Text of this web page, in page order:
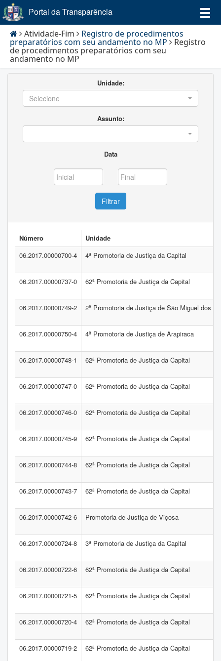
Portal da Transparência
Atividade-Fim Registro de procedimentos
preparatórios com seu andamento no MP Registro
de procedimentos preparatórios com seu
andamento no MP
Unidade:
Selecione
Assunto:
Data
Filtrar
Número
Unidade
06.2017.00000700-4
4ª Promotoria de Justiça da Capital
06.2017.00000737-0 62ª Promotoria de Justiça da Capital
06.2017.00000749-2 2ª Promotoria de Justiça de São Miguel dos
06.2017.00000750-4 4ª Promotoria de Justiça de Arapiraca
06.2017.00000748-1 62ª Promotoria de Justiça da Capital
06.2017.00000747-0 62ª Promotoria de Justiça da Capital
06.2017.00000746-0 62ª Promotoria de Justiça da Capital
06.2017.00000745-9 62ª Promotoria de Justiça da Capital
06.2017.00000744-8 62ª Promotoria de Justiça da Capital
06.2017.00000743-7 62ª Promotoria de Justiça da Capital
06.2017.00000742-6 Promotoria de Justiça de Viçosa
06.2017.00000724-8 3ª Promotoria de Justiça da Capital
06.2017.00000722-6 62ª Promotoria de Justiça da Capital
06.2017.00000721-5 62ª Promotoria de Justiça da Capital
06.2017.00000720-4 62ª Promotoria de Justiça da Capital
06.2017.00000719-2 62ª Promotoria de Justiça da Capital